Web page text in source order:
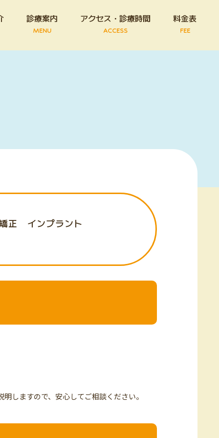
診療案内
MENU
アクセス・診療時間
ACCESS
料金表
FEE
正 インプラント
しますので、安心してご相談ください。